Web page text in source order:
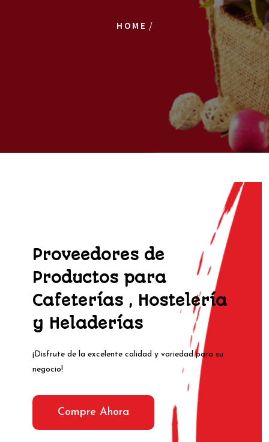
HOME /
Proveedores de
Productos para
Cafeterías , Hostelería
y Heladerías
¡Disfrute de la excelente calidad y variedad para su
negocio!
Compre Ahora